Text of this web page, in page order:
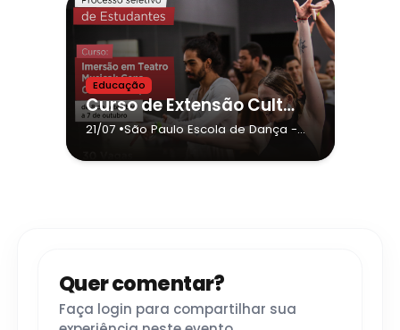
Educação
Curso de Extensão Cultural - “Imersão em Teatro Musical: Cena, Canto e Dança"
21/07 •São Paulo Escola de Dança -
Quer comentar?
Faça login para compartilhar sua